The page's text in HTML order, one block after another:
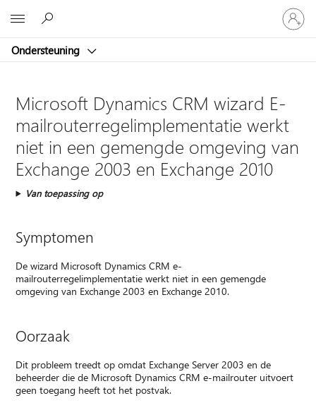
Ondersteuning
Meld
je
aan
je
Microsoft Dynamics CRM wizard E-
mailrouterregelimplementatie werkt
niet in een gemengde omgeving van
Exchange 2003 en Exchange 2010
Van toepassing op
Symptomen
De wizard Microsoft Dynamics CRM e-
mailrouterregelimplementatie werkt niet in een gemengde
omgeving van Exchange 2003 en Exchange 2010.
Oorzaak
Dit probleem treedt op omdat Exchange Server 2003 en de
beheerder die de Microsoft Dynamics CRM e-mailrouter uitvoert
geen toegang heeft tot het postvak.